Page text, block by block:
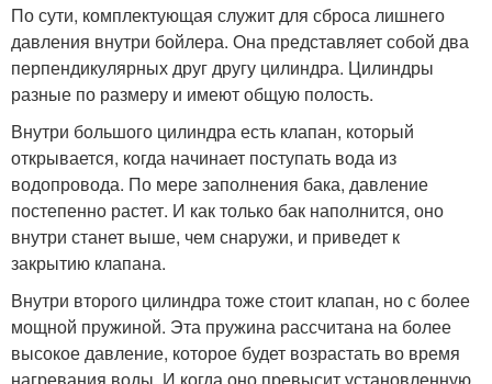
По сути, комплектующая служит для сброса лишнего
давления внутри бойлера. Она представляет собой два
перпендикулярных друг другу цилиндра. Цилиндры
разные по размеру и имеют общую полость.
Внутри большого цилиндра есть клапан, который
открывается, когда начинает поступать вода из
водопровода. По мере заполнения бака, давление
постепенно растет. И как только бак наполнится, оно
внутри станет выше, чем снаружи, и приведет к
закрытию клапана.
Внутри второго цилиндра тоже стоит клапан, но с более
мощной пружиной. Эта пружина рассчитана на более
высокое давление, которое будет возрастать во время
нагревания воды. И когда оно превысит установленную